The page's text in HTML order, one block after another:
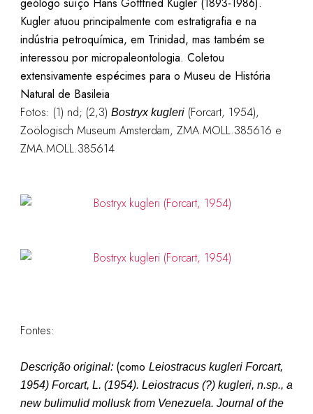
Kugler atuou principalmente com estratigrafia e na
indústria petroquímica, em Trinidad, mas também se
interessou por micropaleontologia. Coletou
extensivamente espécimes para o Museu de História
Natural de Basileia
Fotos: (1) nd; (2,3) Bostryx kugleri(Forcart, 1954),
Zoölogisch Museum Amsterdam, ZMA.MOLL.385616 e
ZMA.MOLL.385614
Fontes:
Descrição original: (como Leiostracus kugleri Forcart,
1954) Forcart, L. (1954). Leiostracus (?) kugleri, n.sp., a
new bulimulid mollusk from Venezuela. Journal of the